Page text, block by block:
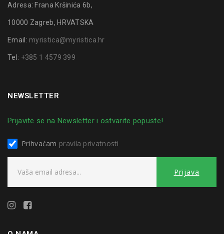
Adresa: Frana Kršinića 6b,
10000 Zagreb, HRVATSKA
Email: myristica@myristica.hr
Tel: +385 1 4579 399
NEWSLETTER
Prijavite se na Newsletter i ostvarite popuste!
Prihvaćam pravila privatnosti